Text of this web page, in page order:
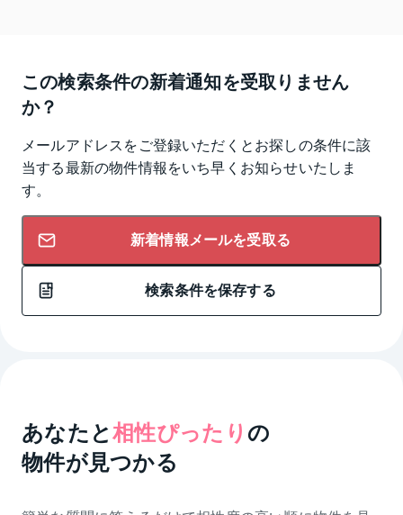
この検索条件の新着通知を受取りません
か？
メールアドレスをご登録いただくとお探しの条件に該
当する最新の物件情報をいち早くお知らせいたしま
す。
新着情報メールを受取る
検索条件を保存する
あなたと相性ぴったり の
物件が見つかる